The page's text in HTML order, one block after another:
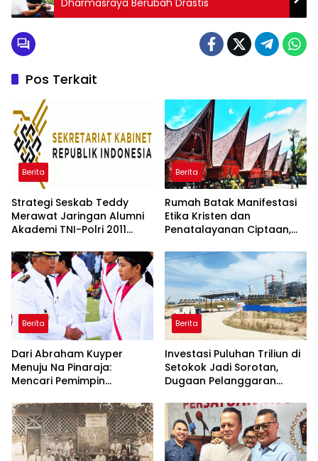
Pos Terkait
Berita
Strategi Seskab Teddy
Merawat Jaringan Alumni
Akademi TNI-Polri 2011
Membangun Loyalitas
Berita
Rumah Batak Manifestasi
Etika Kristen dan
Penatalayanan Ciptaan,
Memuliakan Tuhan
Berita
Dari Abraham Kuyper
Menuju Na Pinaraja:
Mencari Pemimpin
Depan Kawasan Danau
Toba
Berita
Investasi Puluhan Triliun di
Setokok Jadi Sorotan,
Dugaan Pelanggaran
Pekerja Mencuat